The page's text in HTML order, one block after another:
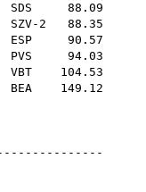
SDS 88.09
2 88.35
ESP 90.57
PVS 94.03
VBT 104.53
BEA 149.12